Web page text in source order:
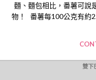
麵、麵包相比，番薯可說
物！ 番薯每100公克有約
雙下